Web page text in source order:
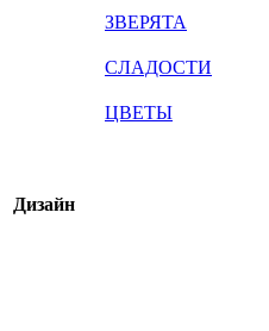
ЗВЕРЯТА
СЛАДОСТИ
ЦВЕТЫ
Дизайн